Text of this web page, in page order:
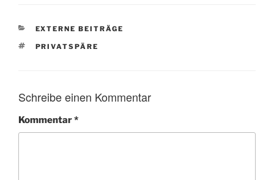
KATEGORIEN
EXTERNE BEITRÄGE
SCHLAGWÖRTER
PRIVATSPÄRE
Schreibe einen Kommentar
Kommentar*